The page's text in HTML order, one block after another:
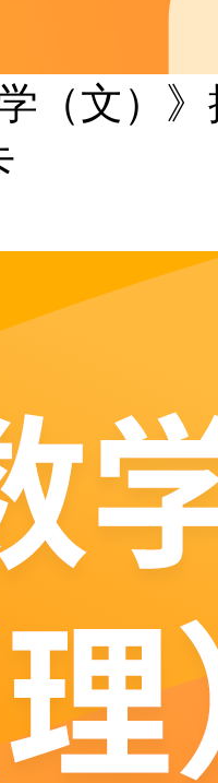
（文）